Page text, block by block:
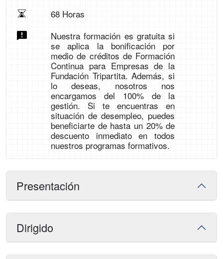
68 Horas
Nuestra formación es gratuita si
se aplica la bonificación por
medio de créditos de Formación
Continua para Empresas de la
Fundación Tripartita. Además, si
lo deseas, nosotros nos
encargamos del 100% de la
gestión. Si te encuentras en
situación de desempleo, puedes
beneficiarte de hasta un 20% de
descuento inmediato en todos
nuestros programas formativos.
Presentación
Dirigido